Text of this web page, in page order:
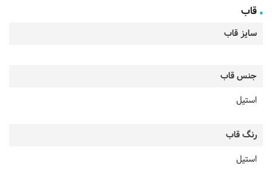
قاب
سایز قاب
جنس قاب
استیل
رنگ قاب
استیل